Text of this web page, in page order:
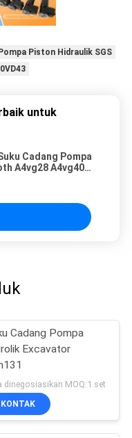
Piston Hidraulik SGS
untuk
Cadang Pompa
A4vg28 A4vg40
Cadang Pompa
Excavator
dinegosiasikan MOQ:1 set
KONTAK